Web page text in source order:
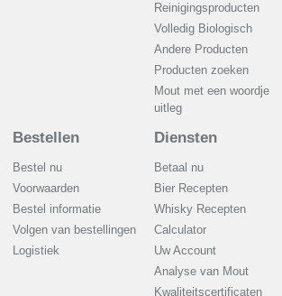
Reinigingsproducten
Volledig Biologisch
Andere Producten
Producten zoeken
Mout met een woordje
uitleg
Bestellen
Bestel nu
Voorwaarden
Bestel informatie
Volgen van bestellingen
Logistiek
Diensten
Betaal nu
Bier Recepten
Whisky Recepten
Calculator
Uw Account
Analyse van Mout
Kwaliteitscertificaten